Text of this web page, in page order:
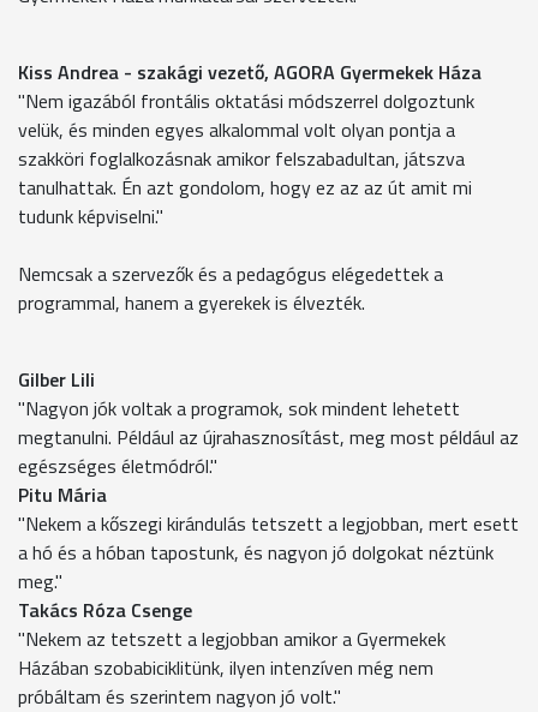
Kiss Andrea - szakági vezető, AGORA Gyermekek Háza
"Nem igazából frontális oktatási módszerrel dolgoztunk
velük, és minden egyes alkalommal volt olyan pontja a
szakköri foglalkozásnak amikor felszabadultan, játszva
tanulhattak. Én azt gondolom, hogy ez az az út amit mi
tudunk képviselni."
Nemcsak a szervezők és a pedagógus elégedettek a
programmal, hanem a gyerekek is élvezték.
Gilber Lili
"Nagyon jók voltak a programok, sok mindent lehetett
megtanulni. Például az újrahasznosítást, meg most például az
egészséges életmódról."
Pitu Mária
"Nekem a kőszegi kirándulás tetszett a legjobban, mert esett
a hó és a hóban tapostunk, és nagyon jó dolgokat néztünk
meg."
Takács Róza Csenge
"Nekem az tetszett a legjobban amikor a Gyermekek
Házában szobabiciklitünk, ilyen intenzíven még nem
próbáltam és szerintem nagyon jó volt."